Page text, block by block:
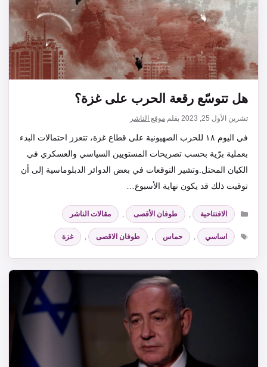
هل تتوسّع رقعة الحرب على غزة؟
تشرين الأول 25, 2023 بقلم موقع الناشر
في اليوم ١٨ للحرب الصهيونية على قطاع غزة، تتعزز احتمالات البدء
بعملية برّية بحسب تصريحات المستويين السياسي والعسكري في
الكيان المحتل.وتشير التوقعات في بعض الدوائر الدبلوماسية إلى أن
توقيت ذلك قد يكون نهاية الأسبوع…
التصنيفات
الافتتاحية , طوفان الأقصى ,
مقالات الناشر
الوسوم
اساسي , حماس , طوفان الاقصى , غزة